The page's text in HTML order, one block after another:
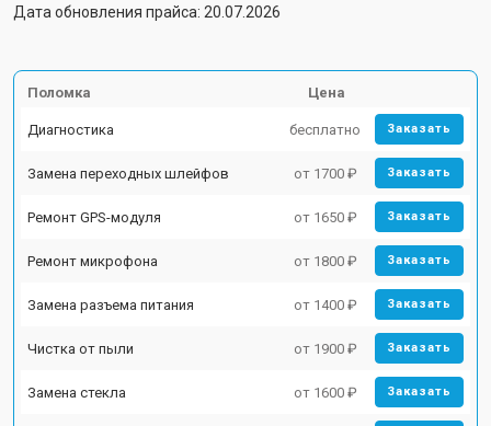
Дата обновления прайса: 20.07.2026
Поломка Цена
Диагностика бесплатно Заказать
Замена переходных шлейфов от 1700 ₽ Заказать
Ремонт GPS-модуля от 1650 ₽ Заказать
Ремонт микрофона от 1800 ₽ Заказать
Замена разъема питания от 1400 ₽ Заказать
Чистка от пыли от 1900 ₽ Заказать
Замена стекла от 1600 ₽ Заказать